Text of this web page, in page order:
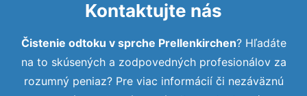
Kontaktujte nás
Čistenie odtoku v sprche Prellenkirchen? Hľadáte
na to skúsených a zodpovedných profesionálov za
rozumný peniaz? Pre viac informácií či nezáväznú